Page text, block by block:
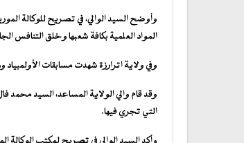
وأوضح السيد الوالي، في تصريح للوكالة
المواد العلمية بكافة شعبها وخلق التنافس
وفي ولاية اترارزة شهدت مسابقات الأولمبياد ورالي العلوم لسنة 2024 ، مشاركة 412
وقد قام والي الولاية المساعد، السيد محمد
التي تجري فيها.
وأكد السيد الوالي في تصريح لمكتب الوكالة